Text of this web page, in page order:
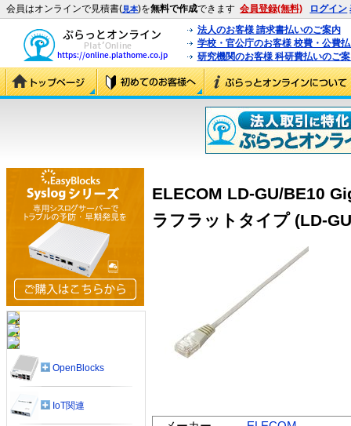
会員はオンラインで見積書(見本)を無料で作成できます 会員登録(無料) ログイン
法人のお客様 請求書払いのご案内
学校・官公庁のお客様 校費・公費
研究機関のお客様 科研費払いのご
ELECOM LD-GU/BE10
ラフラットタイプ (LD-
OpenBlocks
IoT関連